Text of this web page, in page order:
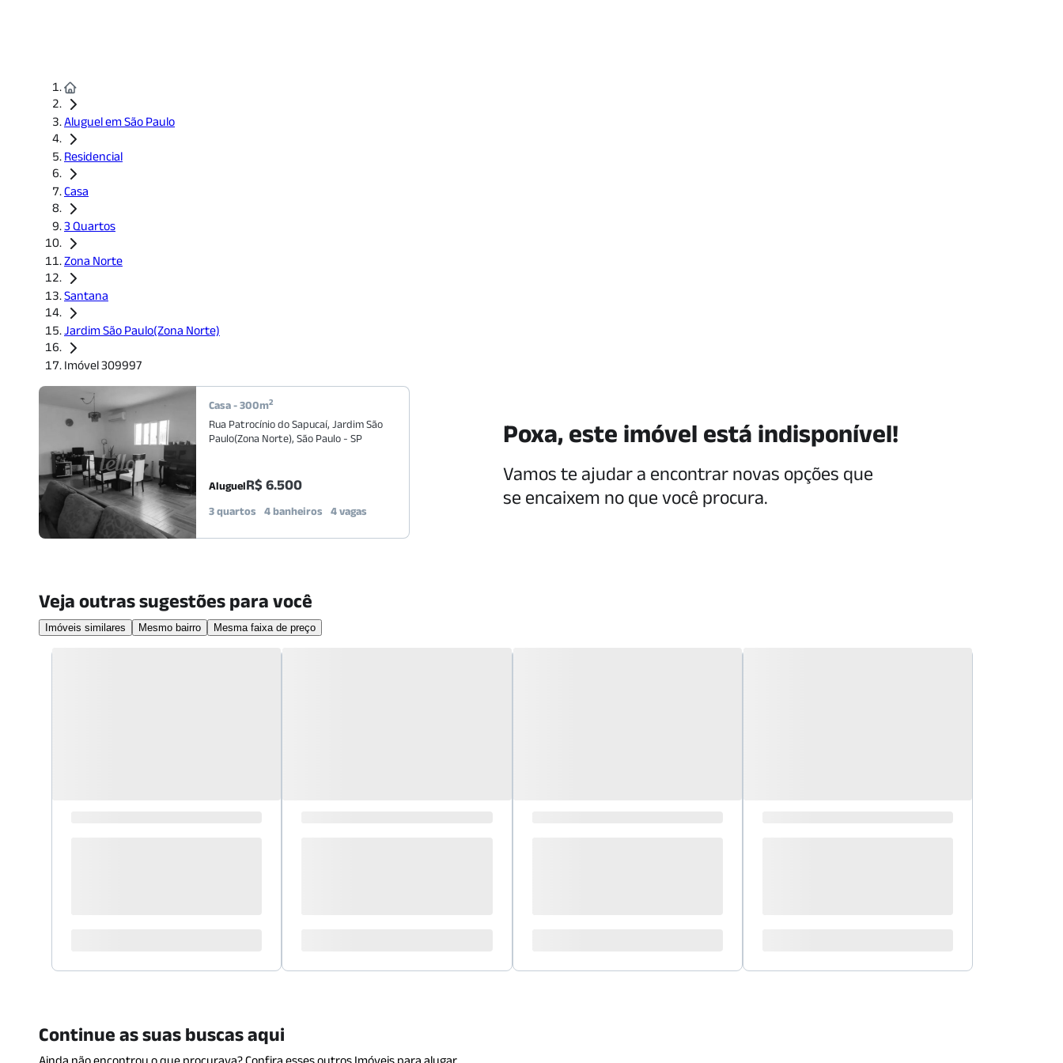
Aluguel em São Paulo
Residencial
Casa
3 Quartos
Zona Norte
Santana
Jardim São Paulo(Zona Norte)
Imóvel 309997
Casa-300m2
Rua Patrocínio do Sapucaí, Jardim São
Paulo(Zona Norte), São Paulo - SP
AluguelR$ 6.500
3 quartos 4 banheiros 4 vagas
Poxa, este imóvel está indisponível!
Vamos te ajudar a encontrar novas opções que
se encaixem no que você procura.
Veja outras sugestões para você
Imóveis similares Mesmo bairro Mesma faixa de preço
Continue as suas buscas aqui
Ainda não encontrou o que procurava? Confira esses outros Imóveis para alugar.